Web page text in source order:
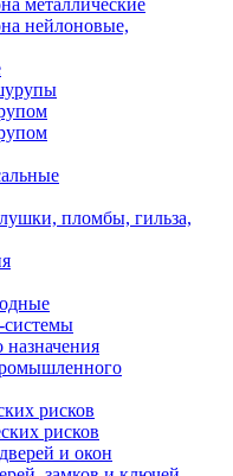
металлические
нейлоновые,
пломбы, гильза,
системы
рисков
рисков
и окон